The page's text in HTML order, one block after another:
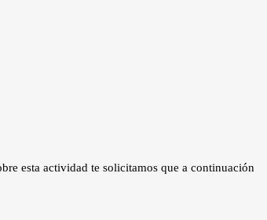
esta actividad te solicitamos que a continuación